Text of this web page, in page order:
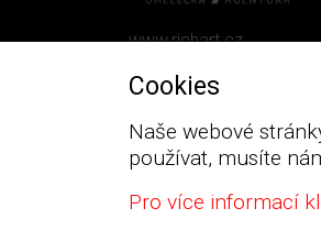
www.richart.cz
390 01 Tábor
IČ: 15778126
Ochrana osobních údajů
Cookies
Naše webové
používat, musíte
Pro více informací